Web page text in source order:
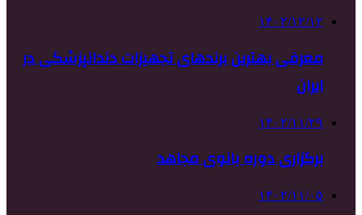
۱۴۰۲/۱۲/۱۲
معرفی بهترین برندهای تجهیزات دندانپزشکی در
ایران
۱۴۰۲/۱۱/۲۹
برگزاری دوره بانوی مجاهد
۱۴۰۲/۱۱/۰۵